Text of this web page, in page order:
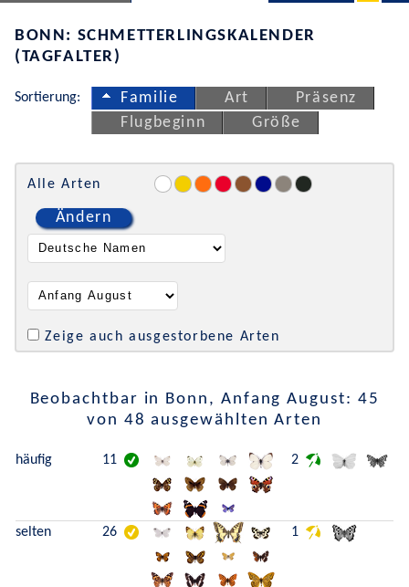
BONN: SCHMETTERLINGSKALENDER
(TAGFALTER)
Sortierung: Familie Art
Präsenz
Flugbeginn
Größe
Alle Arten
Ändern
Zeige auch ausgestorbene Arten
Beobachtbar in Bonn, Anfang August: 45
von 48 ausgewählten Arten
häufig 11 2
selten 26 1